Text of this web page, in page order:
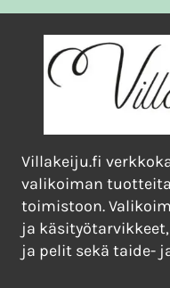
Villakeiju.fi
valikoiman
toimistoon.
ja
ja pelit sekä taide-